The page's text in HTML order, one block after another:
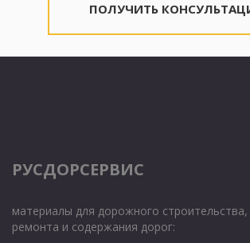
ПОЛУЧИТЬ
РУСДОРСЕРВИС
материалы для дорожного строительства,
ремонта и содержания дорог: